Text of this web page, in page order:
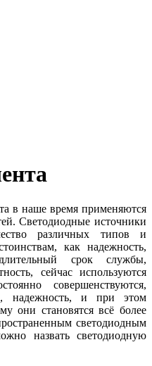
в наше время применяются
Светодиодные источники
различных типов и
как надежность,
срок службы,
сейчас используются
совершенствуются,
надежность, и при этом
они становятся всё более
светодиодным
назвать светодиодную